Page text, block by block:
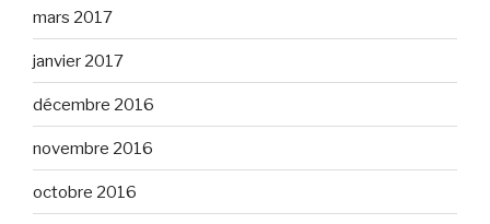
mars 2017
janvier 2017
décembre 2016
novembre 2016
octobre 2016